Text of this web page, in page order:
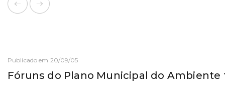
Publicado em 20/09/05
Fóruns do Plano Municipal do